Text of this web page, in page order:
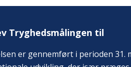
Tryghedsmålingen til
er gennemført i perioden 31.